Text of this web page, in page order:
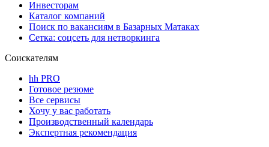
Инвесторам
Каталог компаний
Поиск по вакансиям в Базарных Матаках
Сетка: соцсеть для нетворкинга
Соискателям
hh PRO
Готовое резюме
Все сервисы
Хочу у вас работать
Производственный календарь
Экспертная рекомендация